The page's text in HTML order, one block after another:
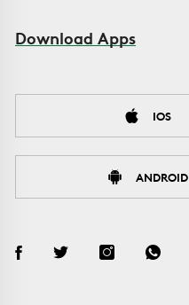
Download Apps
IOS
ANDROID